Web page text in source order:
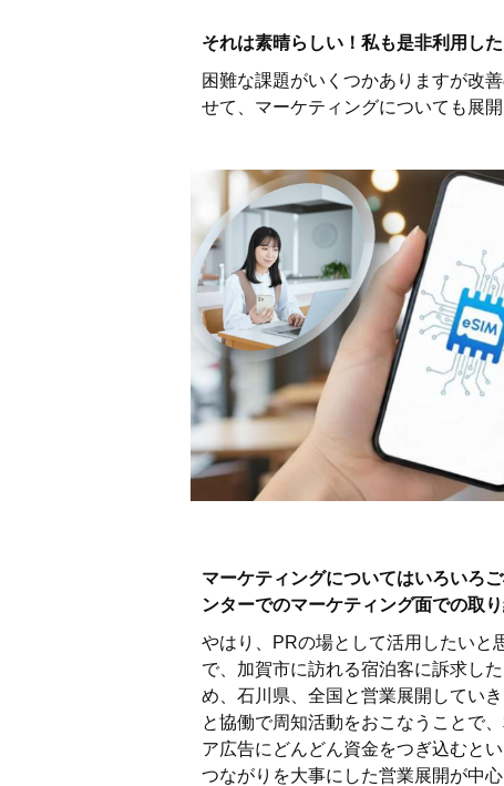
それは素晴らしい！私も是非利用し
困難な課題がいくつかありますが改
せて、マーケティングについても展
マーケティングについてはいろいろ
ンターでのマーケティング面での取
やはり、PRの場として活用したいと
で、加賀市に訪れる宿泊客に訴求し
め、石川県、全国と営業展開してい
と協働で周知活動をおこなうことで
ア広告にどんどん資金をつぎ込むと
つながりを大事にした営業展開が中